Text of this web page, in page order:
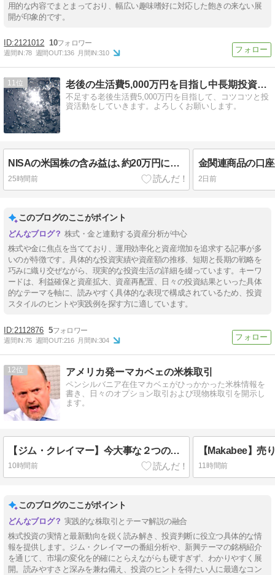
用的な内容でまとまっており、幅広い趣味嗜好に対応した飽きの来ない展
開が印象的です。
2121012 10
週間IN:78 週間OUT:136 月間IN:310
11 老後の生活費5,000万円を目指し中長期投資を楽しむ暮らし
不足する老後生活費5,000万円を目指して、コツコツと投
資活動をしていきます。よろしくお願いします。
NISAの米国株の含み益は､約20万円に。利確して含み益は減少したが､きっとまた増えていくだろう(^-^)
25時間前 2日前
このブログのここがポイント
株式・金と連動する資産分析が中心
株式や金に焦点を当てており、運用効率化と資産増加を追求する記事が多
いのが特徴です。具体的な投資実績や資産額の推移、短期と長期の戦略を
巧みに織り交ぜながら、現実的な投資生活の詳細を綴っています。キーワ
ードは、利益確保と資産拡大、資産再配置、日々の投資結果といった具体
的なテーマを軸に、読みやすく具体的な表現で構成されているため、投資
スタイルのヒントや実践例を探す方に適しています。
2112876 5
週間IN:76 週間OUT:216 月間IN:304
12 アメリカ発ーマカベェの米株取引
ペンシルバニア在住マカベェがひっかかった米株情報を
書き、日々のオプション取引および現物株取引を開示し
ます。
【ジム・クレイマー】今大事な２つの武器が〇〇と△△！吐くほどの乱高下に振り回されるな！【Mad Money】
10時間前 11時間前
このブログのここがポイント
実践的な株取引とテーマ解説の融合
株式投資の実情と最新動向を鋭く読み解き、投資判断に役立つ具体的な情
報を提供します。ジム・クレイマーの番組分析や、新興テーマの銘柄紹介
を通じて、市場の変化を的確にとらえながらも硬すぎず、わかりやすく展
開。読みやすさと深みを兼ね備え、投資のヒントを得たい人に最適なコン